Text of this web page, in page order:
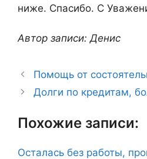
ниже. Спасибо. С
Автор записи: Денис
Помощь от
Долги по кредитам,
Похожие записи:
Осталась без работы,